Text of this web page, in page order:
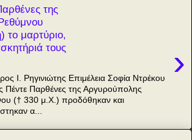
της
το μαρτύριο,
τους
›
Ι. Ρηγινιώτης Επιμέλεια Σοφία Ντρέκου
Πέντε Παρθένες της Αργυρούπολης
(† 330 μ.Χ.) προδόθηκαν και
α...